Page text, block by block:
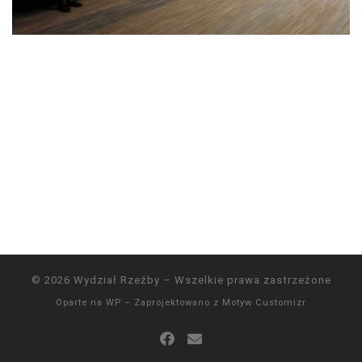
© 2026 Wydział Rzeźby – Wszelkie prawa zastrzeżone
Oparte na WP – Zaprojektowano z Motyw Customizr